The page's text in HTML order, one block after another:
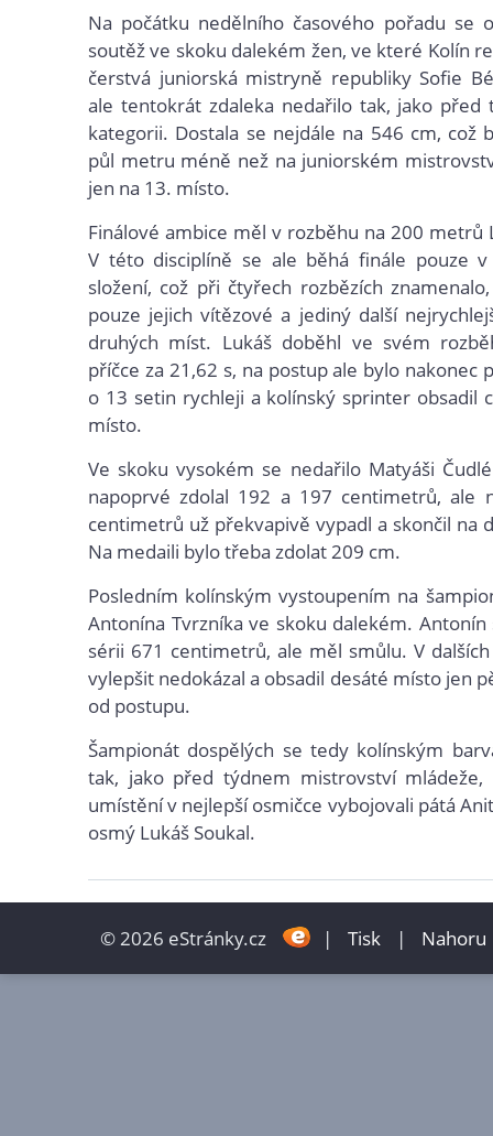
Na počátku nedělního časového pořadu se
soutěž ve skoku dalekém žen, ve které Kolín
čerstvá juniorská mistryně republiky Sofie
ale tentokrát zdaleka nedařilo tak, jako před
kategorii. Dostala se nejdále na 546 cm, což
půl metru méně než na juniorském
jen na 13. místo.
Finálové ambice měl v rozběhu na 200 metrů
V této disciplíně se ale běhá finále pouze v
složení, což při čtyřech rozbězích
pouze jejich vítězové a jediný další
druhých míst. Lukáš doběhl ve svém
příčce za 21,62 s, na postup ale bylo nakonec
o 13 setin rychleji a kolínský sprinter obsadil
místo.
Ve skoku vysokém se nedařilo Matyáši
napoprvé zdolal 192 a 197 centimetrů, ale
centimetrů už překvapivě vypadl a skončil na
Na medaili bylo třeba zdolat 209 cm.
Posledním kolínským vystoupením na
Antonína Tvrzníka ve skoku dalekém.
sérii 671 centimetrů, ale měl smůlu. V
vylepšit nedokázal a obsadil desáté místo jen
od postupu.
Šampionát dospělých se tedy kolínským
tak, jako před týdnem mistrovství mládeže,
umístění v nejlepší osmičce vybojovali pátá
osmý Lukáš Soukal.
© 2026 eStránky.cz | Tisk | Nahoru